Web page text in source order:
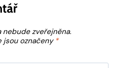
nebude zveřejněna.
jsou označeny *